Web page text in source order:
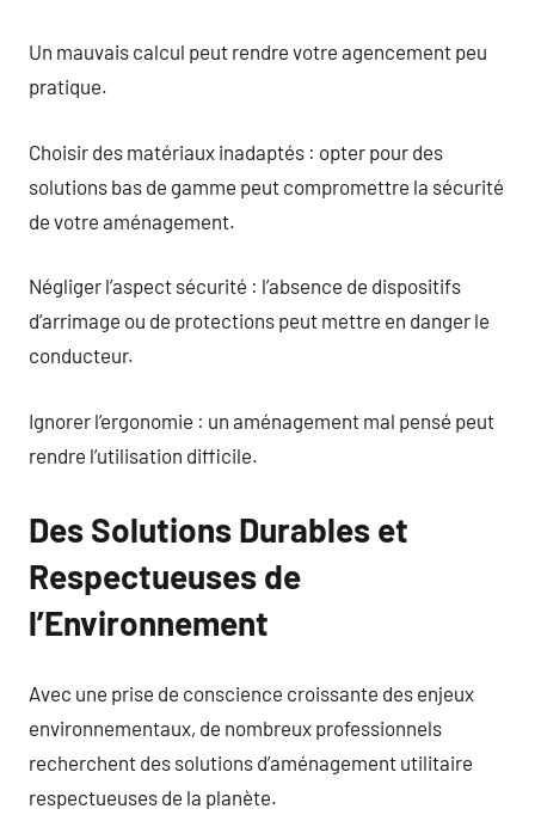
Un mauvais calcul peut rendre votre agencement peu
pratique.
Choisir des matériaux inadaptés : opter pour des
solutions bas de gamme peut compromettre la sécurité
de votre aménagement.
Négliger l’aspect sécurité : l’absence de dispositifs
d’arrimage ou de protections peut mettre en danger le
conducteur.
Ignorer l’ergonomie : un aménagement mal pensé peut
rendre l’utilisation difficile.
Des Solutions Durables et
Respectueuses de
l’Environnement
Avec une prise de conscience croissante des enjeux
environnementaux, de nombreux professionnels
recherchent des solutions d’aménagement utilitaire
respectueuses de la planète.